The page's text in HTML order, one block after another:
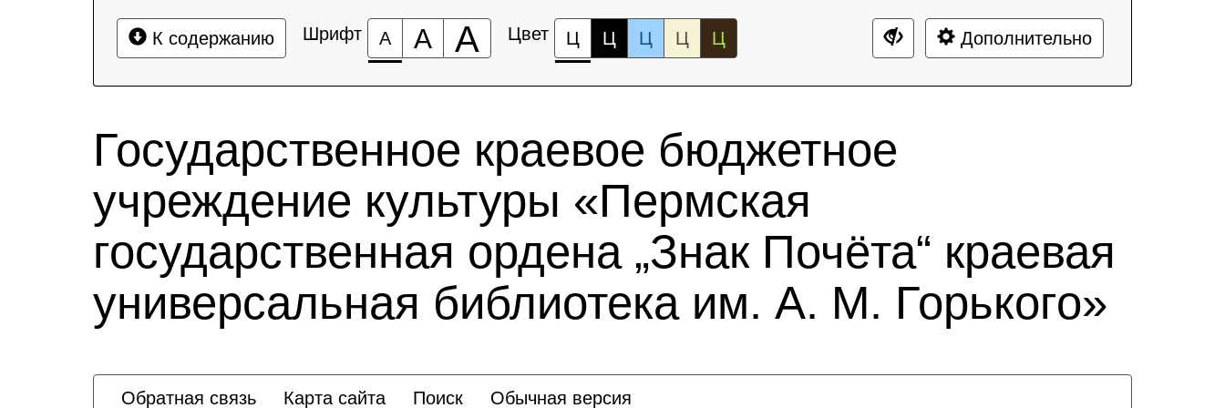
К содержанию Шрифт А А А Цвет Ц Ц Ц Ц Ц Дополнительно
Государственное краевое бюджетное
учреждение культуры «Пермская
государственная ордена „Знак Почёта“ краевая
универсальная библиотека им. А. М. Горького»
Обратная связь Карта сайта Поиск Обычная версия